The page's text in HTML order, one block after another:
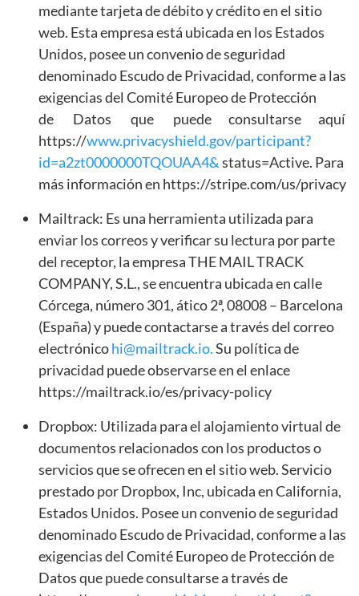
mediante tarjeta de débito y crédito en el sitio
web. Esta empresa está ubicada en los Estados
Unidos, posee un convenio de seguridad
denominado Escudo de Privacidad, conforme a las
exigencias del Comité Europeo de Protección
de Datos que puede consultarse aquí
https://www.privacyshield.gov/participant?
id=a2zt0000000TQOUAA4&status=Active. Para
más información en https://stripe.com/us/privacy
Mailtrack: Es una herramienta utilizada para
enviar los correos y verificar su lectura por parte
del receptor, la empresa THE MAIL TRACK
COMPANY, S.L., se encuentra ubicada en calle
Córcega, número 301, ático 2ª, 08008 – Barcelona
(España) y puede contactarse a través del correo
electrónicohi@mailtrack.io.Su política de
privacidad puede observarse en el enlace
https://mailtrack.io/es/privacy-policy
Dropbox: Utilizada para el alojamiento virtual de
documentos relacionados con los productos o
servicios que se ofrecen en el sitio web. Servicio
prestado por Dropbox, Inc, ubicada en California,
Estados Unidos. Posee un convenio de seguridad
denominado Escudo de Privacidad, conforme a las
exigencias del Comité Europeo de Protección de
Datos que puede consultarse a través de